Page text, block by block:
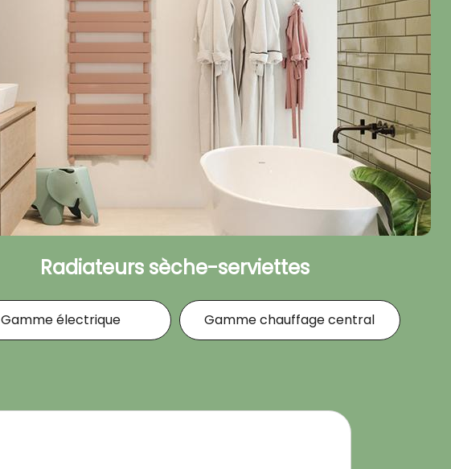
Radiateurs sèche-serviettes
Gamme électrique Gamme chauffage central